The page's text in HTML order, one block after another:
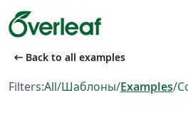
arrow_left_alt Back to all examples
Filters:All/Шаблоны/Examples/